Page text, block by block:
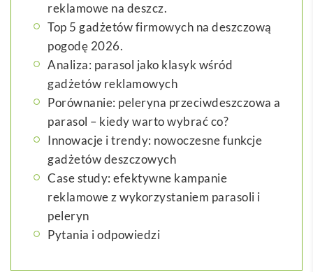
reklamowe na deszcz.
Top 5 gadżetów firmowych na deszczową
pogodę 2026.
Analiza: parasol jako klasyk wśród
gadżetów reklamowych
Porównanie: peleryna przeciwdeszczowa a
parasol – kiedy warto wybrać co?
Innowacje i trendy: nowoczesne funkcje
gadżetów deszczowych
Case study: efektywne kampanie
reklamowe z wykorzystaniem parasoli i
peleryn
Pytania i odpowiedzi